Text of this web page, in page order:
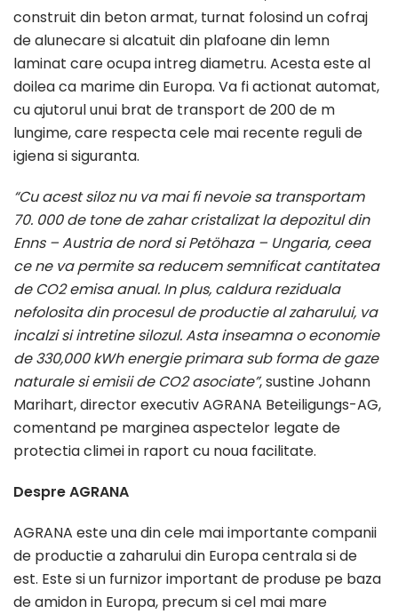
construit din beton armat, turnat folosind un cofraj
de alunecare si alcatuit din plafoane din lemn
laminat care ocupa intreg diametru. Acesta este al
doilea ca marime din Europa. Va fi actionat automat,
cu ajutorul unui brat de transport de 200 de m
lungime, care respecta cele mai recente reguli de
igiena si siguranta.
“Cu acest siloz nu va mai fi nevoie sa transportam
70. 000 de tone de zahar cristalizat la depozitul din
Enns – Austria de nord si Petöhaza – Ungaria, ceea
ce ne va permite sa reducem semnificat cantitatea
de CO2 emisa anual. In plus, caldura reziduala
nefolosita din procesul de productie al zaharului, va
incalzi si intretine silozul. Asta inseamna o economie
de 330,000 kWh energie primara sub forma de gaze
naturale si emisii de CO2 asociate”, sustine Johann
Marihart, director executiv AGRANA Beteiligungs-AG,
comentand pe marginea aspectelor legate de
protectia climei in raport cu noua facilitate.
Despre AGRANA
AGRANA este una din cele mai importante companii
de productie a zaharului din Europa centrala si de
est. Este si un furnizor important de produse pe baza
de amidon in Europa, precum si cel mai mare